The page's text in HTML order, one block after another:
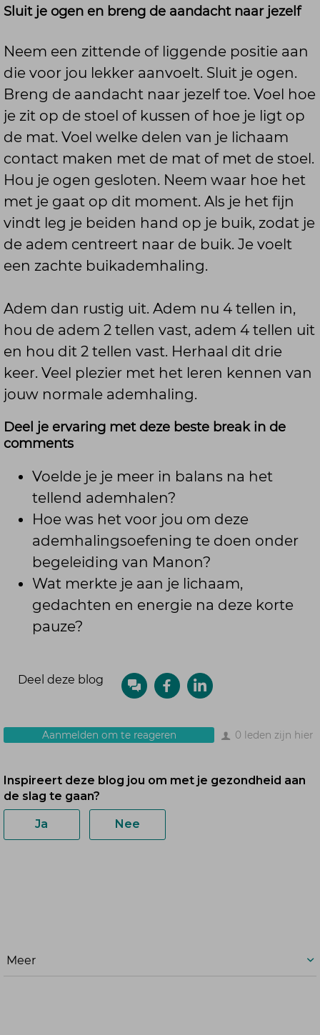
MUZIEK SPEELT AF
(De video start met de intro van
Samen Fitter.)
(Beeldtitel: Yoga met Manon.
Tellend ademhalen.)
(Manon zit buiten op een yogamat
in de lotushouding.)
Welkom bij Samen Fitter! Bij de
volgende ademhaling ga ik je
een beetje de balans in de
ademhaling te brengen als we wat
uit balans zijn. Ik ga je daarin
begeleiden. De telling zal zijn: Vier
tellen in, hou je adem twee
seconden vast, vier tellen uit, en
twee seconden vast.
Dus kom lekker zitten en neem een
zittende of liggende positie aan die
voor jou ook prettig aanvoelt. Sluit
ook je ogen, en breng even de
aandacht naar jezelf toe. Voel je
zitten op het kussen, of hoe je ligt
op de mat. Misschien zit je wel op
een stoel. Voel ook de delen van je
mat of met de stoel. En sluit ook je
ogen. Neem ook even waar hoe het
als je het fijn vindt even beide
adem centreert naar je buik toe.
Voel ook een zachte
buikademhaling. Adem dan rustig
vier. Vast, vast.
Sluit je ogen en breng de aandacht naar jezelf
Neem een zittende of liggende positie aan
die voor jou lekker aanvoelt. Sluit je ogen.
Breng de aandacht naar jezelf toe. Voel hoe
je zit op de stoel of kussen of hoe je ligt op
de mat. Voel welke delen van je lichaam
contact maken met de mat of met de stoel.
Hou je ogen gesloten. Neem waar hoe het
met je gaat op dit moment. Als je het fijn
vindt leg je beiden hand op je buik, zodat je
de adem centreert naar de buik. Je voelt
een zachte buikademhaling.
Adem dan rustig uit. Adem nu 4 tellen in,
hou de adem 2 tellen vast, adem 4 tellen uit
en hou dit 2 tellen vast. Herhaal dit drie
keer. Veel plezier met het leren kennen van
jouw normale ademhaling.
Deel je ervaring met deze beste break in de
comments
Voelde je je meer in balans na het
tellend ademhalen?
Hoe was het voor jou om deze
ademhalingsoefening te doen onder
begeleiding van Manon?
Wat merkte je aan je lichaam,
gedachten en energie na deze korte
pauze?
Deel deze blog
0 leden zijn hier
Aanmelden om te reageren
Meer